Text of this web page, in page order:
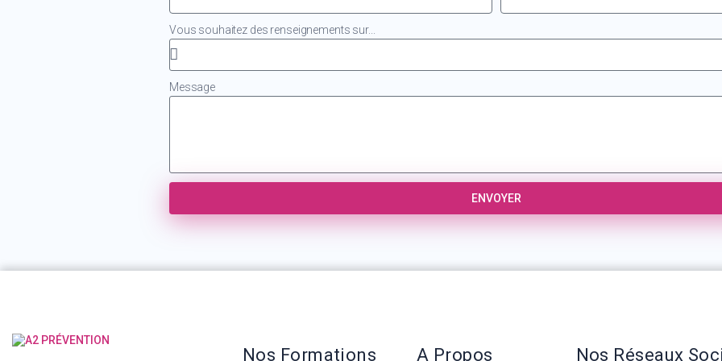
Vous souhaitez des renseignements sur...
Message
ENVOYER
Nos Formations A Propos Nos Réseaux